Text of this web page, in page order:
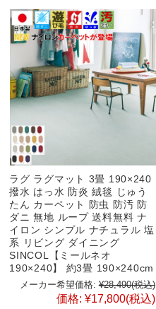
ラグ ラグマット 3畳 190×240
撥水 はっ水 防炎 絨毯 じゅう
たん カーペット 防虫 防汚 防
ダニ 無地 ループ 送料無料 ナ
イロン シンプル ナチュラル 塩
系 リビング ダイニング
SINCOL【ミールネオ
190×240】 約3畳 190×240cm
メーカー希望価格: ¥28,490(税込)
価格: ¥17,800(税込)